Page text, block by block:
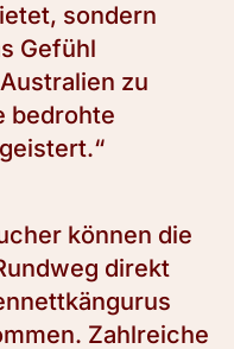
sondern
Gefühl
zu
bedrohte
können die
direkt
Zahlreiche